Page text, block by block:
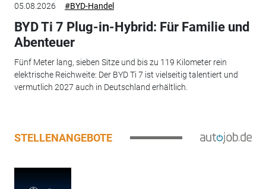
05.08.2026 #BYD-Handel
BYD Ti 7 Plug-in-Hybrid: Für Familie und
Abenteuer
Fünf Meter lang, sieben Sitze und bis zu 119 Kilometer rein
elektrische Reichweite: Der BYD Ti 7 ist vielseitig talentiert und
vermutlich 2027 auch in Deutschland erhältlich.
STELLENANGEBOTE